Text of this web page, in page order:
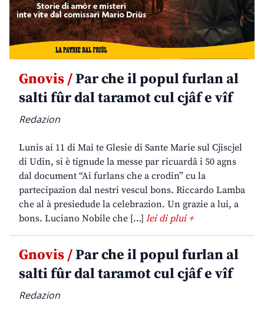
Gnovis /Par che il popul furlan al
salti fûr dal taramot cul cjâf e vîf
Redazion
Lunis ai 11 di Mai te Glesie di Sante Marie sul Cjiscjel
di Udin, si è tignude la messe par ricuardâ i 50 agns
dal document “Ai furlans che a crodin” cu la
partecipazion dal nestri vescul bons. Riccardo Lamba
che al à presiedude la celebrazion. Un grazie a lui, a
bons. Luciano Nobile che […] lei di plui +
Gnovis /Par che il popul furlan al
salti fûr dal taramot cul cjâf e vîf
Redazion